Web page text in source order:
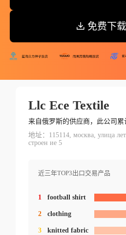
免费下
Llc Ece Textile
来自俄罗斯的供应商，此公司累
地址：115114, москва, улица
строен ие 5
近三年TOP3出口交易产品
1 football shirt
2 clothing
3 knitted fabric